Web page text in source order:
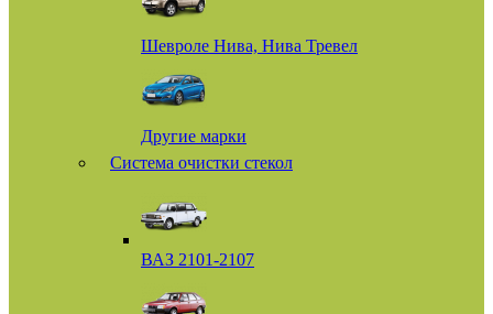
Шевроле Нива, Нива Тревел
Другие марки
Система очистки стекол
ВАЗ 2101-2107